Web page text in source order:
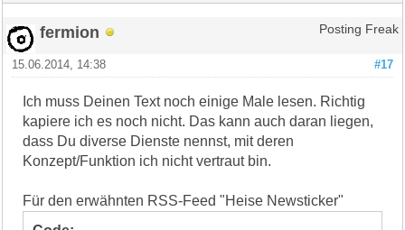
fermion Posting Freak
#17
15.06.2014, 14:38
Ich muss Deinen Text noch einige Male lesen. Richtig
kapiere ich es noch nicht. Das kann auch daran liegen,
dass Du diverse Dienste nennst, mit deren
Konzept/Funktion ich nicht vertraut bin.
Für den erwähnten RSS-Feed "Heise Newsticker"